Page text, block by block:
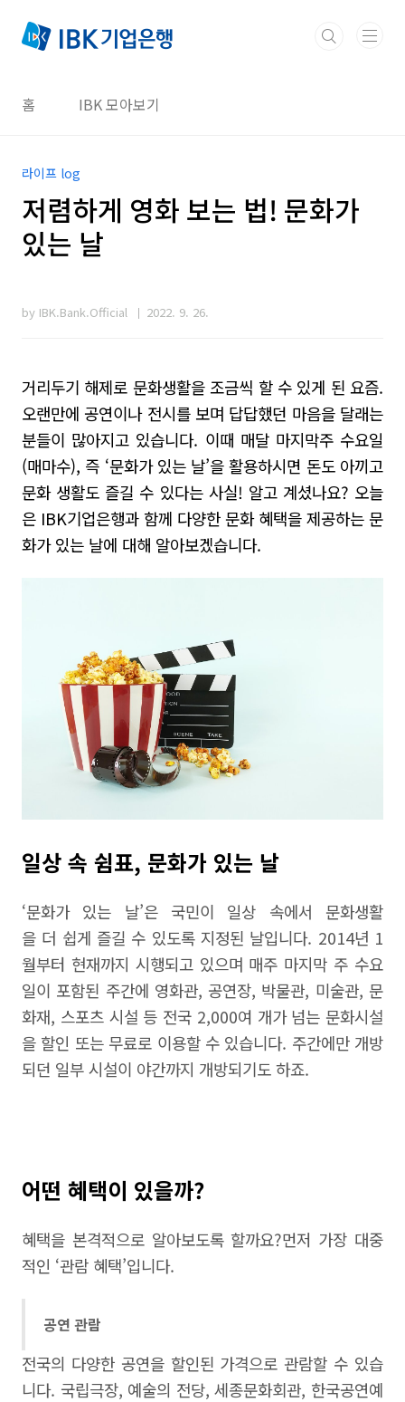
홈 IBK 모아보기
라이프 log
저렴하게 영화 보는 법! 문화가
있는 날
by IBK.Bank.Official 2022. 9. 26.
거리두기 해제로 문화생활을 조금씩 할 수 있게 된 요즘.
오랜만에 공연이나 전시를 보며 답답했던 마음을 달래는
분들이 많아지고 있습니다. 이때 매달 마지막주 수요일
(매마수), 즉 ‘문화가 있는 날’을 활용하시면 돈도 아끼고
문화 생활도 즐길 수 있다는 사실! 알고 계셨나요? 오늘
은 IBK기업은행과 함께 다양한 문화 혜택을 제공하는 문
화가 있는 날에 대해 알아보겠습니다.
일상 속 쉼표, 문화가 있는 날
‘문화가 있는 날’은 국민이 일상 속에서 문화생활
을 더 쉽게 즐길 수 있도록 지정된 날입니다. 2014년 1
월부터 현재까지 시행되고 있으며 매주 마지막 주 수요
일이 포함된 주간에 영화관, 공연장, 박물관, 미술관, 문
화재, 스포츠 시설 등 전국 2,000여 개가 넘는 문화시설
을 할인 또는 무료로 이용할 수 있습니다. 주간에만 개방
되던 일부 시설이 야간까지 개방되기도 하죠.
어떤 혜택이 있을까?
혜택을 본격적으로 알아보도록 할까요?먼저 가장 대중
적인 ‘관람 혜택’입니다.
공연 관람
전국의 다양한 공연을 할인된 가격으로 관람할 수 있습
니다. 국립극장, 예술의 전당, 세종문화회관, 한국공연예